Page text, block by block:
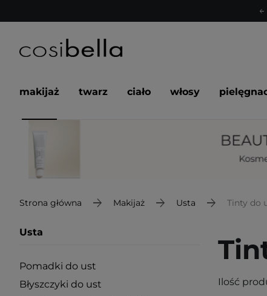
makijaż twarz ciało włosy
Strona główna Makijaż Usta Tinty do
Usta
Pomadki do ust
Błyszczyki do ust
Ilość